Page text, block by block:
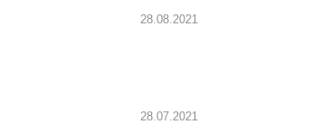
28.08.2021
28.07.2021